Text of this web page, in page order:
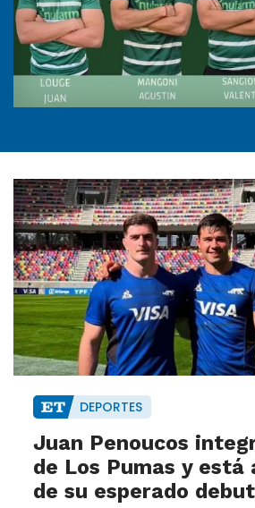
DEPORTES
Juan Penoucos
de Los Pumas y está
de su esperado debut